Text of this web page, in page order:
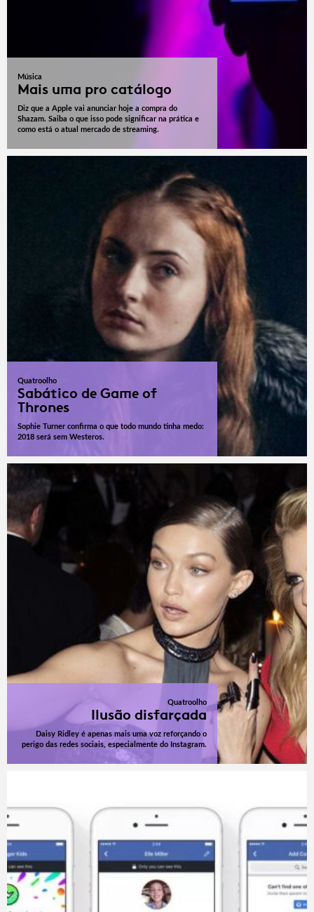
Música
Mais uma pro catálogo
Diz que a Apple vai anunciar hoje a compra do
Shazam. Saiba o que isso pode significar na prática e
como está o atual mercado de streaming.
Quatroolho
Sabático de Game of
Thrones
Sophie Turner confirma o que todo mundo tinha medo:
2018 será sem Westeros.
Quatroolho
Ilusão disfarçada
Daisy Ridley é apenas mais uma voz reforçando o
perigo das redes sociais, especialmente do Instagram.